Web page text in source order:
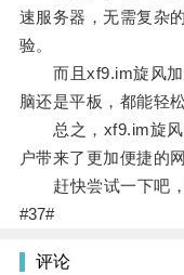
速服务器，无需复杂
验。
而且xf9.im旋风加
脑还是平板，都能轻
总之，xf9.im旋风
户带来了更加便捷的
赶快尝试一下吧，
#37#
评论